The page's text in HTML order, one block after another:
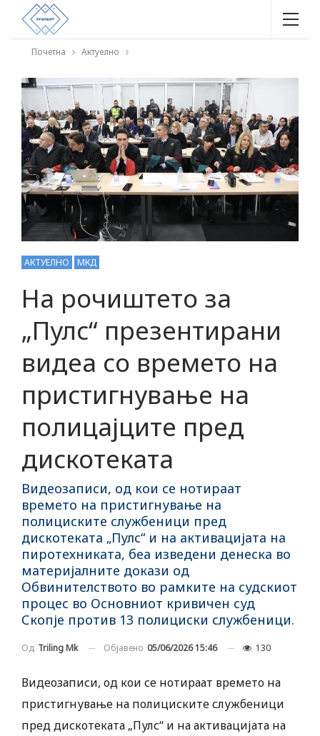
Почетна Актуелно
АКТУЕЛНО МКД
На рочиштето за
„Пулс“ презентирани
видеа со времето на
пристигнување на
полицајците пред
дискотеката
Видеозаписи, од кои се нотираат
времето на пристигнување на
полициските службеници пред
дискотеката „Пулс“ и на активацијата на
пиротехниката, беа изведени денеска во
материјалните докази од
Обвинителството во рамките на судскиот
процес во Основниот кривичен суд
Скопје против 13 полициски службеници.
Од Triling Mk Објавено 05/06/2026 15:46 130
Видеозаписи, од кои се нотираат времето на
пристигнување на полициските службеници
пред дискотеката „Пулс“ и на активацијата на